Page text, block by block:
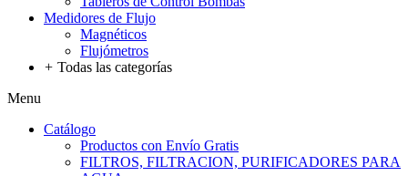
Medidores de Flujo
Magnéticos
Flujómetros
+ Todas las categorías
Menu
Catálogo
Productos con Envío Gratis
FILTROS, FILTRACION, PURIFICADORES PARA